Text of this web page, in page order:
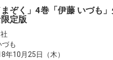
まぞく」4巻「伊藤 いづも
定版
も
年10月25日（木）